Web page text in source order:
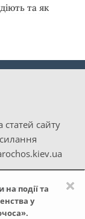
×
події та
у
та як
сайту